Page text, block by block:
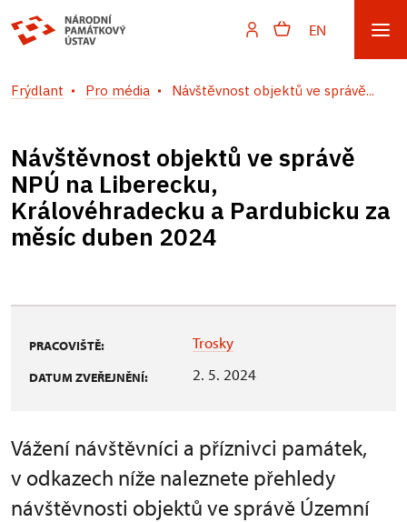
EN
Frýdlant Pro média Návštěvnost objektů ve správě...
Návštěvnost objektů ve správě
NPÚ na Liberecku,
Královéhradecku a Pardubicku za
měsíc duben 2024
PRACOVIŠTĚ: Trosky
DATUM ZVEŘEJNĚNÍ: 2. 5. 2024
Vážení návštěvníci a příznivci památek,
v odkazech níže naleznete přehledy
návštěvnosti objektů ve správě Územní